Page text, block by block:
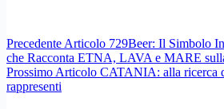
Precedente Articolo 729Beer: Il Simbolo
che Racconta ETNA, LAVA e MARE
Prossimo Articolo CATANIA: alla ricerca
rappresenti